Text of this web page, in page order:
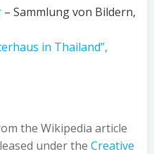
– Sammlung von Bildern,
in Thailand”,
the Wikipedia article
under the Creative